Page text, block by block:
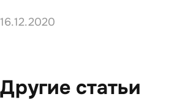
16.12.2020
Другие статьи